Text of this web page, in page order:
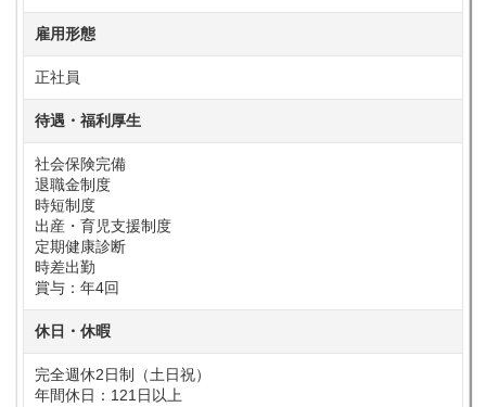
雇用形態
正社員
待遇・福利厚生
社会保険完備
退職金制度
時短制度
出産・育児支援制度
定期健康診断
時差出勤
賞与：年4回
休日・休暇
完全週休2日制（土日祝）
年間休日：121日以上